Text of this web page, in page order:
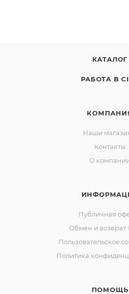
КАТАЛОГ
РАБОТА В
Наши
Контакты
О
Публичная
Обмен и возврат
Пользовательское
Политика
ПОМОЩЬ